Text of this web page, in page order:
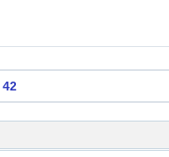
42